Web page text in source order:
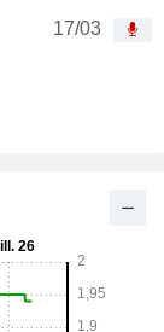
17/03